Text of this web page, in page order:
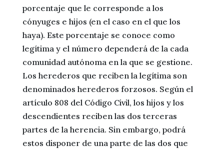
porcentaje que le corresponde a los
cónyuges e hijos (en el caso en el que los
haya). Este porcentaje se conoce como
legítima y el número dependerá de la cada
comunidad autónoma en la que se gestione.
Los herederos que reciben la legítima son
denominados herederos forzosos. Según el
artículo 808 del Código Civil, los hijos y los
descendientes reciben las dos terceras
partes de la herencia. Sin embargo, podrá
estos disponer de una parte de las dos que